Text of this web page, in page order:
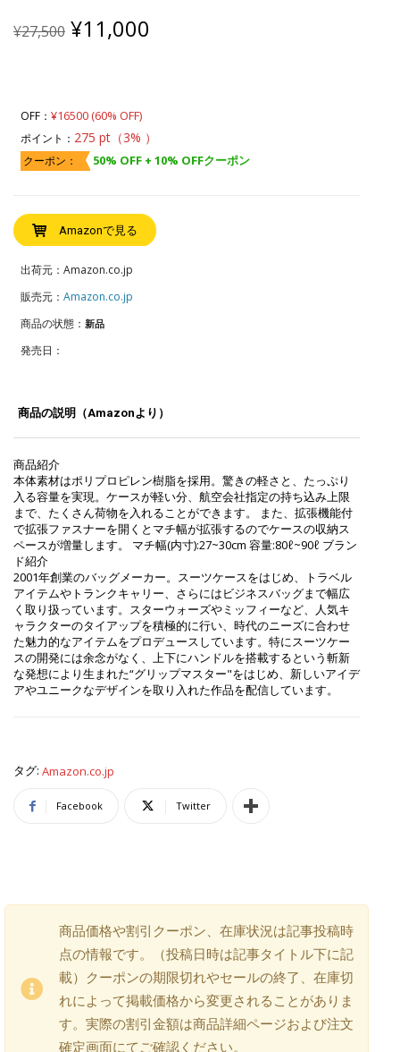
¥27,500 Original
price
¥11,000
OFF： ¥16500 (60% OFF)
ポイント： 275 pt（3% ）
クーポン： 50% OFF + 10% OFFクーポン
Amazonで見る
出荷元：Amazon.co.jp
販売元： Amazon.co.jp
商品の状態： 新品
発売日：
商品の説明（Amazonより）
商品紹介
本体素材はポリプロピレン樹脂を採用。驚きの軽さと、たっぷり
入る容量を実現。ケースが軽い分、航空会社指定の持ち込み上限
まで、たくさん荷物を入れることができます。 また、拡張機能付
で拡張ファスナーを開くとマチ幅が拡張するのでケースの収納ス
ペースが増量します。 マチ幅(内寸):27~30cm 容量:80ℓ~90ℓ ブラン
ド紹介
2001年創業のバッグメーカー。スーツケースをはじめ、トラベル
アイテムやトランクキャリー、さらにはビジネスバッグまで幅広
く取り扱っています。スターウォーズやミッフィーなど、人気キ
ャラクターのタイアップを積極的に行い、時代のニーズに合わせ
た魅力的なアイテムをプロデュースしています。特にスーツケー
スの開発には余念がなく、上下にハンドルを搭載するという斬新
な発想により生まれた“グリップマスター"をはじめ、新しいアイデ
アやユニークなデザインを取り入れた作品を配信しています。
タグ: Amazon.co.jp
Facebook Twitter
商品価格や割引クーポン、在庫状況は記事投稿時
点の情報です。（投稿日時は記事タイトル下に記
載）クーポンの期限切れやセールの終了、在庫切
れによって掲載価格から変更されることがありま
す。実際の割引金額は商品詳細ページおよび注文
確定画面にてご確認ください。